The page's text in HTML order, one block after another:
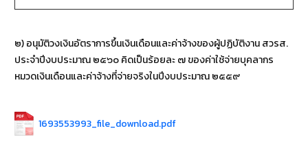
๒) อนุมัติวงเงินอัตราการขึ้นเงินเดือนและค่าจ้างของผู้ปฏิบัติงาน สวรส.
ประจำปีงบประมาณ ๒๕๖๐ คิดเป็นร้อยละ ๗ ของค่าใช้จ่ายบุคลากร
หมวดเงินเดือนและค่าจ้างที่จ่ายจริงในปีงบประมาณ ๒๕๕๙
1693553993_file_download.pdf